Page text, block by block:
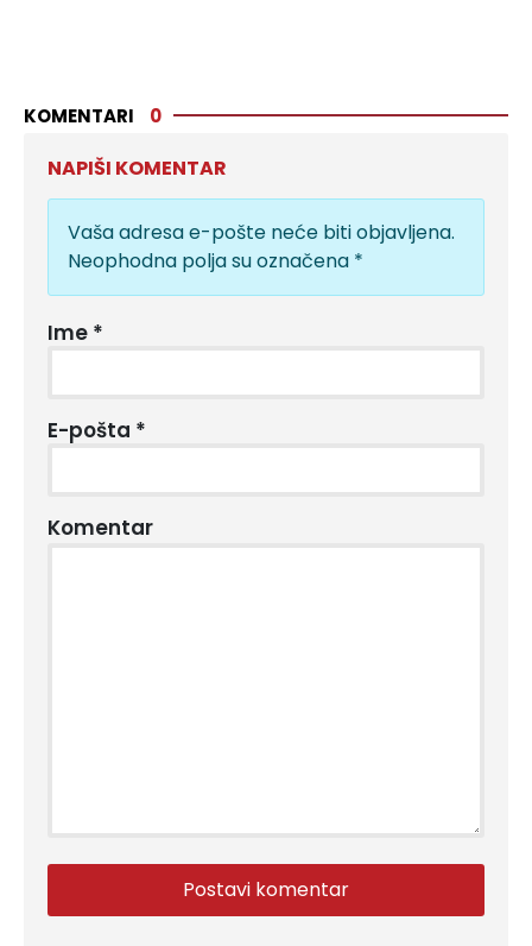
KOMENTARI 0
NAPIŠI KOMENTAR
Vaša adresa e-pošte neće biti objavljena.
Neophodna polja su označena *
Ime *
E-pošta *
Komentar